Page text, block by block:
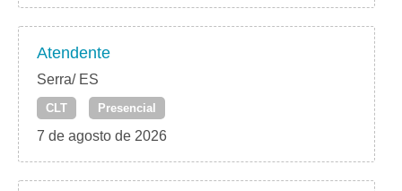
Atendente
Serra/ ES
CLT Presencial
7 de agosto de 2026